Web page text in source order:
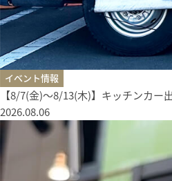
イベント情報
【8/7(金)〜8/13(木)】キッチンカー
2026.08.06